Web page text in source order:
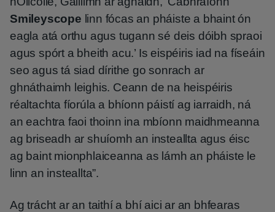
Smileyscope linn fócas an pháiste a bhaint ón
eagla atá orthu agus tugann sé deis dóibh spraoi
agus spórt a bheith acu.’ Is eispéiris iad na físeáin
seo agus tá siad dírithe go sonrach ar
ghnáthaimh leighis. Ceann de na heispéiris
réaltachta fíorúla a bhíonn páistí ag iarraidh, ná
an eachtra faoi thoinn ina mbíonn maidhmeanna
ag briseadh ar shuíomh an insteallta agus éisc
ag baint mionphlaiceanna as lámh an pháiste le
linn an insteallta”.
Ag trácht ar an taithí a bhí aici ar an bhfearas